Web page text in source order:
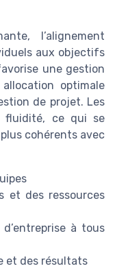
l’alignement
aux objectifs
une gestion
optimale
de projet. Les
fluidité, ce qui se
cohérents avec
et des ressources
à tous
et des résultats